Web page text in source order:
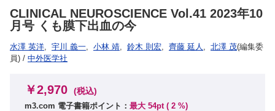
CLINICAL NEUROSCIENCE Vol.41 2023年10
月号 くも膜下出血の今
水澤 英洋, 宇川 義一, 小林 靖, 鈴木 則宏, 齊藤 延人 , 北澤 茂(編集委
員) / 中外医学社
￥2,970 (税込)
m3.com 電子書籍ポイント： 最大 54pt ( 2 %)